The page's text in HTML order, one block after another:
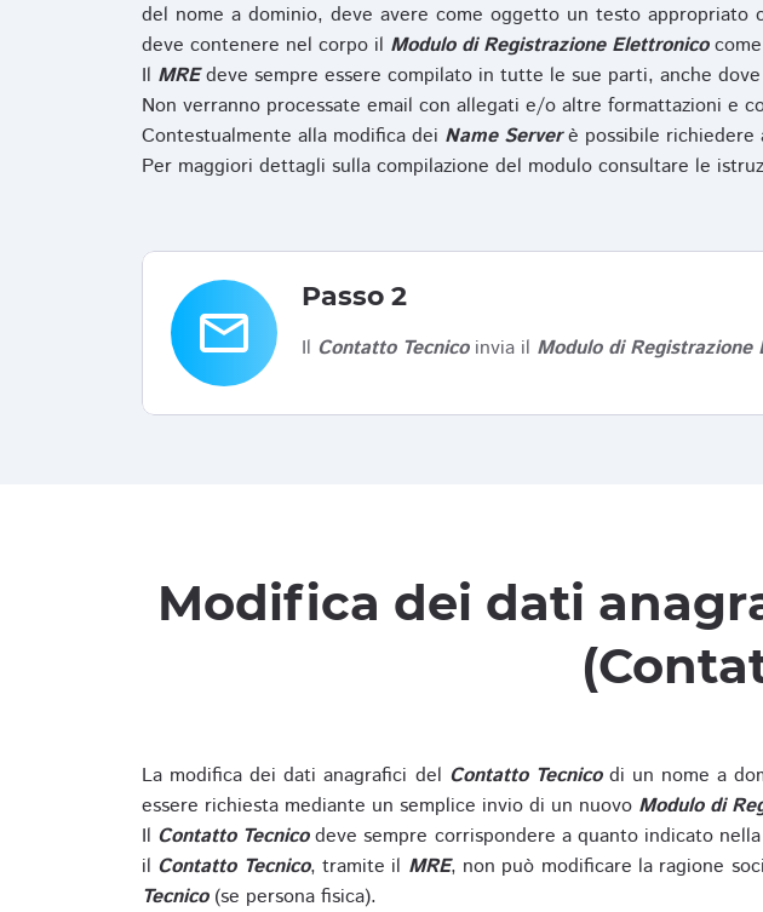
del nome a dominio, deve avere come oggetto un testo appropriato
deve contenere nel corpo il Modulo di Registrazione Elettronicocome
Il MREdeve sempre essere compilato in tutte le sue parti, anche
Non verranno processate email con allegati e/o altre formattazioni e
Contestualmente alla modifica dei Name Serverè possibile richiedere
Per maggiori dettagli sulla compilazione del modulo consultare le
email
Passo 2
Il Contatto Tecnicoinvia il Modulo di Registrazione
Modifica dei dati
La modifica dei dati anagrafici del Contatto Tecnicodi un nome a
essere richiesta mediante un semplice invio di un nuovo Modulo di
Il Contatto Tecnicodeve sempre corrispondere a quanto indicato nella
il Contatto Tecnico, tramite il MRE, non può modificare la ragione
Tecnico(se persona fisica).